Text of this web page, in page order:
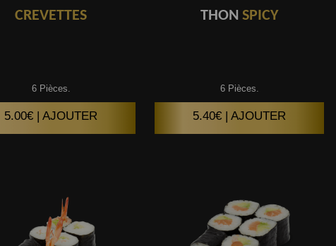
CREVETTES
6 Pièces.
5.00€ | AJOUTER
THON SPICY
6 Pièces.
5.40€ | AJOUTER